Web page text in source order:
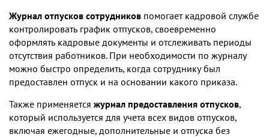
Журнал отпусков сотрудников помогает кадровой службе
контролировать график отпусков, своевременно
оформлять кадровые документы и отслеживать периоды
отсутствия работников. При необходимости по журналу
можно быстро определить, когда сотруднику был
предоставлен отпуск и на основании какого приказа.
Также применяется журнал предоставления отпусков,
который используется для учета всех видов отпусков,
включая ежегодные, дополнительные и отпуска без